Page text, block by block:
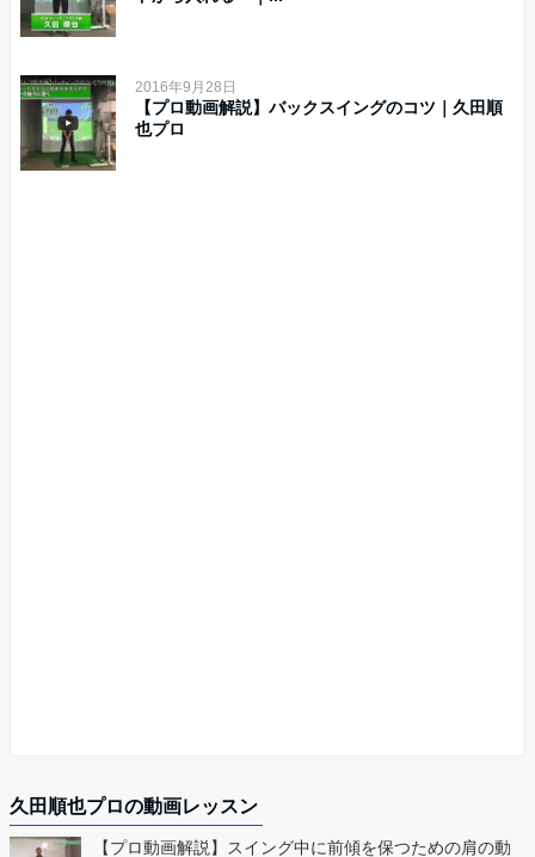
2016年9月28日
【プロ動画解説】バックスイングのコツ｜久田順
也プロ
久田順也プロの動画レッスン
【プロ動画解説】スイング中に前傾を保つための肩の動